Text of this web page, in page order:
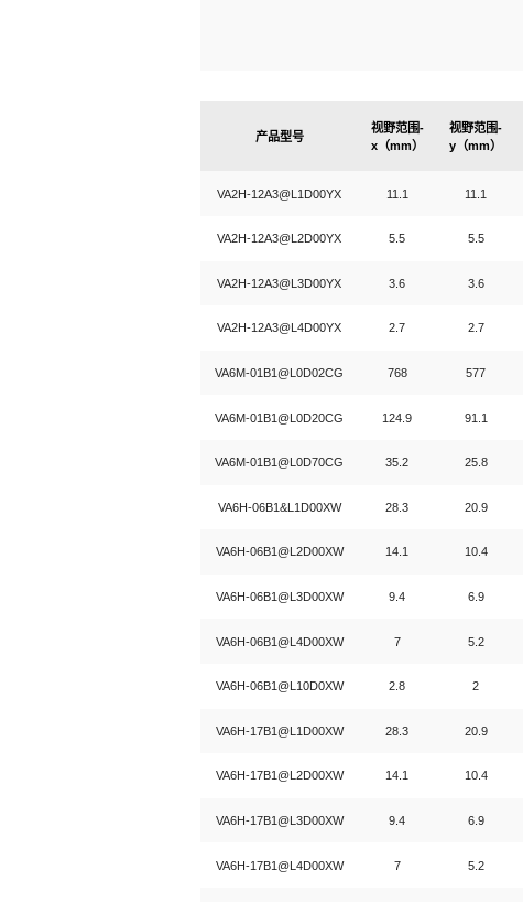
产品型号
视野范围-
x（mm）
视野范围-
y（mm）
VA2H-12A3@L1D00YX 11.1 11.1
VA2H-12A3@L2D00YX 5.5 5.5
VA2H-12A3@L3D00YX 3.6 3.6
VA2H-12A3@L4D00YX 2.7 2.7
VA6M-01B1@L0D02CG 768 577
VA6M-01B1@L0D20CG 124.9 91.1
VA6M-01B1@L0D70CG 35.2 25.8
VA6H-06B1&L1D00XW 28.3 20.9
VA6H-06B1@L2D00XW 14.1 10.4
VA6H-06B1@L3D00XW 9.4 6.9
VA6H-06B1@L4D00XW 7 5.2
VA6H-06B1@L10D0XW 2.8 2
VA6H-17B1@L1D00XW 28.3 20.9
VA6H-17B1@L2D00XW 14.1 10.4
VA6H-17B1@L3D00XW 9.4 6.9
VA6H-17B1@L4D00XW 7 5.2